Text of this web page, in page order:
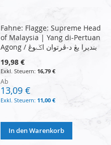
Fahne: Flagge: Supreme Head
of Malaysia | Yang di-Pertuan
Agong / بنديرا يڠ د-ڤرتوان اݢوڠ
19,98 €
16,79 €
Ab
13,09 €
11,00 €
In den Warenkorb